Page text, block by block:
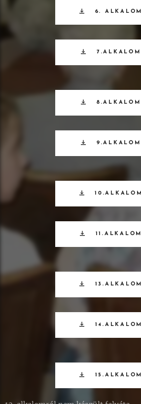
6. ALKALOM
7.ALKALOM
8.ALKALOM
9.ALKALOM
10.ALKALOM
11.ALKALOM
13.ALKALOM
14.ALKALOM
15.ALKALOM